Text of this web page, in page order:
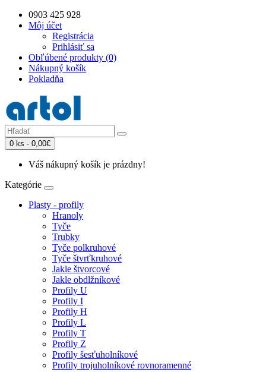
0903 425 928
Môj účet
Registrácia
Prihlásiť sa
Obľúbené produkty (0)
Nákupný košík
Pokladňa
0 ks - 0,00€
Váš nákupný košík je prázdny!
Kategórie
Plasty - profily
Hranoly
Tyče
Trubky
Tyče polkruhové
Tyče štvrťkruhové
Jakle štvorcové
Jakle obdlžníkové
Profily U
Profily I
Profily H
Profily L
Profily T
Profily Z
Profily šesťuholníkové
Profily trojuholníkové rovnoramenné